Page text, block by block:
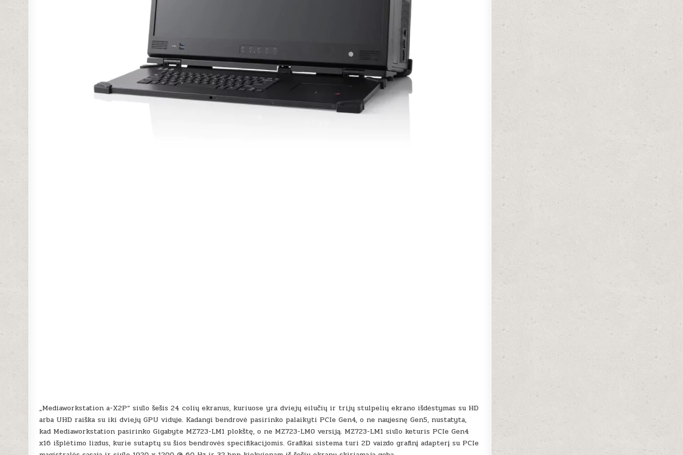
„Mediaworkstation a-X2P“ siūlo šešis 24 colių ekranus, kuriuose yra dviejų eilučių ir trijų stulpelių ekrano išdėstymas su HD
arba UHD raiška su iki dviejų GPU viduje. Kadangi bendrovė pasirinko palaikyti PCIe Gen4, o ne naujesnę Gen5, nustatyta,
kad Mediaworkstation pasirinko Gigabyte MZ723-LM1 plokštę, o ne MZ723-LM0 versiją. MZ723-LM1 siūlo keturis PCIe Gen4
x16 išplėtimo lizdus, ​​kurie sutaptų su šios bendrovės specifikacijomis. Grafikai sistema turi 2D vaizdo grafinį adapterį su PCIe